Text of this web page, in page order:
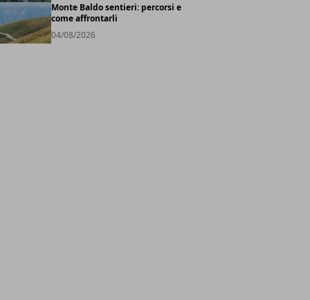
Monte Baldo sentieri: percorsi e
come affrontarli
04/08/2026